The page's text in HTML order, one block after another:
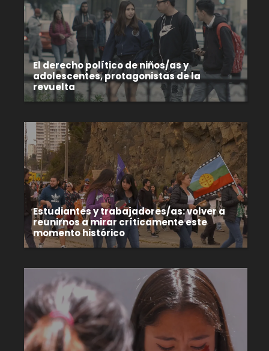
El derecho político de niños/as y
adolescentes, protagonistas de la
revuelta
Estudiantes y trabajadores/as: volver a
reunirnos a mirar críticamente este
momento histórico